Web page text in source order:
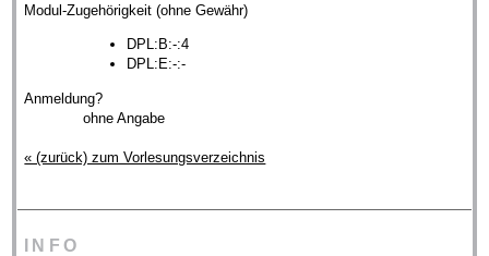
Modul-Zugehörigkeit (ohne Gewähr)
DPL:B:-:4
DPL:E:-:-
Anmeldung?
ohne Angabe
« (zurück) zum Vorlesungsverzeichnis
INFO